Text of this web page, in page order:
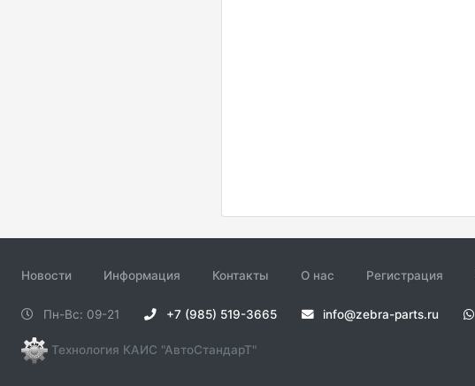
Новости Информация Контакты О нас Регистрация
Пн-Вс: 09-21 +7 (985) 519-3665 info@zebra-parts.ru
Технология КАИС "АвтоСтандарТ"